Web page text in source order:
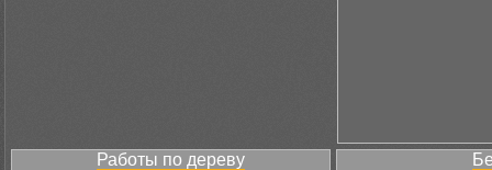
Работы по дереву